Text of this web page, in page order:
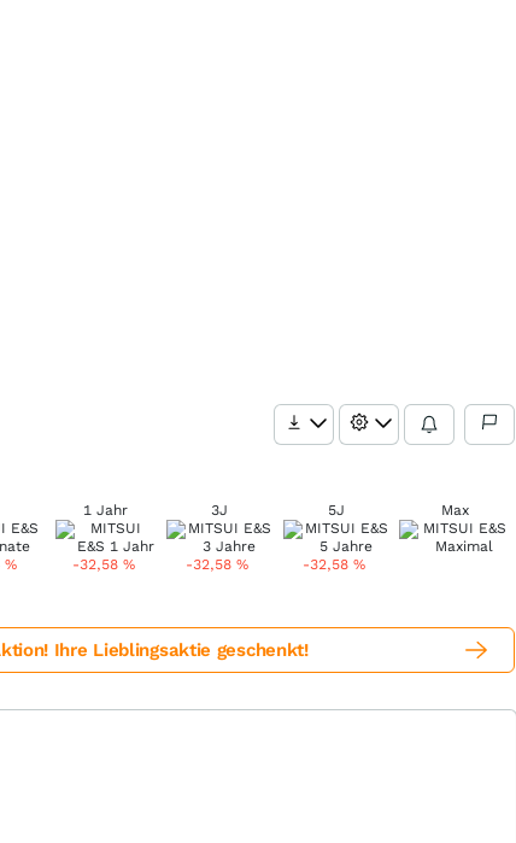
%
1 Jahr
-32,58 %
3J
-32,58%
5J
-32,58%
Max
Ihre Lieblingsaktie geschenkt!